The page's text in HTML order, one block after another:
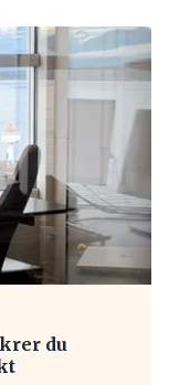
du